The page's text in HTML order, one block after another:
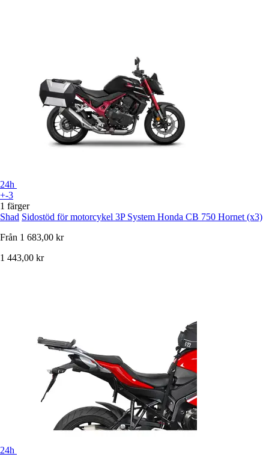
24h
+-3
1 färger
Shad Sidostöd för motorcykel 3P System Honda CB 750 Hornet (x3)
Från 1 683,00 kr
1 443,00 kr
24h